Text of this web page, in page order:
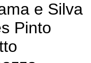
e Silva
Pinto